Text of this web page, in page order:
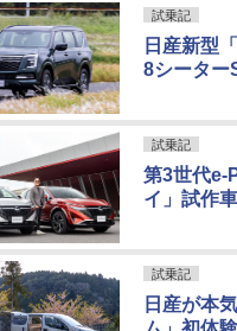
試乗記
日産新型
8シーター
試乗記
第3世代e-
イ」試作
試乗記
日産が本